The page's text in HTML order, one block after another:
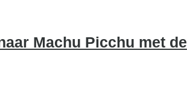
Machu Picchu met de